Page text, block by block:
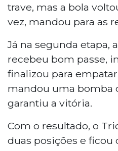
trave, mas a bola
vez, mandou para as
Já na segunda etapa,
recebeu bom passe,
finalizou para
mandou uma bomba
garantiu a vitória.
Com o resultado, o
duas posições e ficou